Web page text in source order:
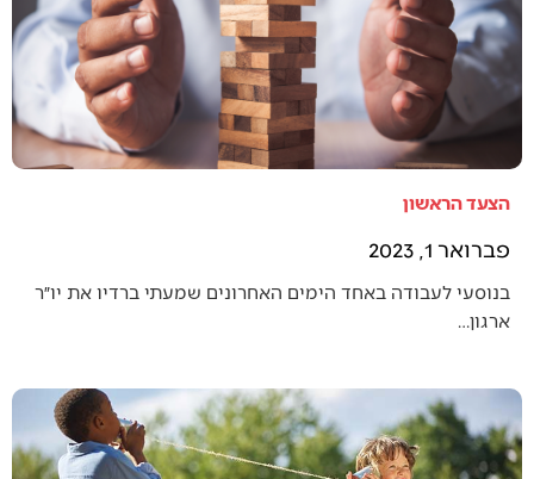
הצעד הראשון
פברואר 1, 2023
בנוסעי לעבודה באחד הימים האחרונים שמעתי ברדיו את יו״ר
ארגון…